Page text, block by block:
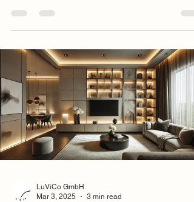
LuViCo GmbH
Mar 3, 2025
3 min read